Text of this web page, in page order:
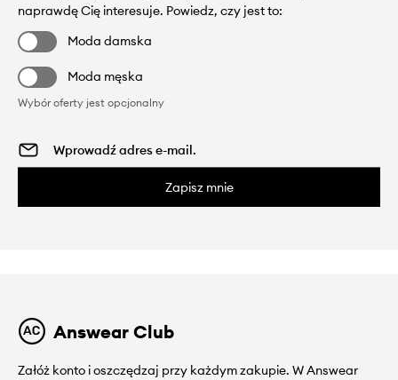
naprawdę Cię interesuje. Powiedz, czy jest to:
Moda damska
Moda męska
Wybór oferty jest opcjonalny
Zapisz mnie
Answear Club
Załóż konto i oszczędzaj przy każdym zakupie. W Answear